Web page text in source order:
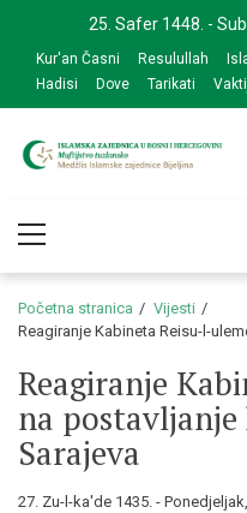
navigation
content
25. Safer 1448. -
Kur'an Časni Resulullah
Hadisi
Dove Tarikati
Menu
Početna stranica
Vijesti
Reagiranje Kabineta Reisu-l-
Reagiranje
na
Sarajeva
27. Zu-l-ka'de 1435. -